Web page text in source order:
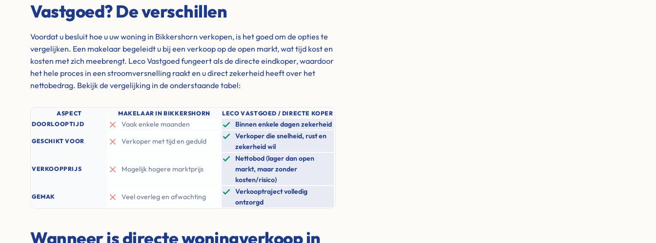
Vastgoed? De verschillen
Voordat u besluit hoe u uw woning in Bikkershorn verkopen, is het goed om de opties te
vergelijken. Een makelaar begeleidt u bij een verkoop op de open markt, wat tijd kost en
kosten met zich meebrengt. Leco Vastgoed fungeert als de directe eindkoper, waardoor
het hele proces in een stroomversnelling raakt en u direct zekerheid heeft over het
nettobedrag. Bekijk de vergelijking in de onderstaande tabel:
ASPECT MAKELAAR IN BIKKERSHORN
LECO VASTGOED / DIRECTE KOPER
DOORLOOPTIJD
Vaak enkele maanden Binnen enkele dagen zekerheid
GESCHIKT VOOR Verkoper met tijd en geduld
Verkoper die snelheid, rust en
zekerheid wil
VERKOOPPRIJS Mogelijk hogere marktprijs
Nettobod (lager dan open
markt, maar zonder
kosten/risico)
GEMAK Veel overleg en afwachting
Verkooptraject volledig
ontzorgd
Wanneer is directe woningverkoop in